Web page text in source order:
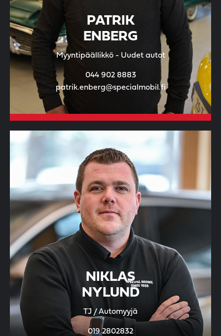
PATRIK
ENBERG
Myyntipäällikkö - Uudet autot
044 902 8883
patrik.enberg@specialmobil.fi
NIKLAS
NYLUND
TJ / Automyyjä
019 2802832